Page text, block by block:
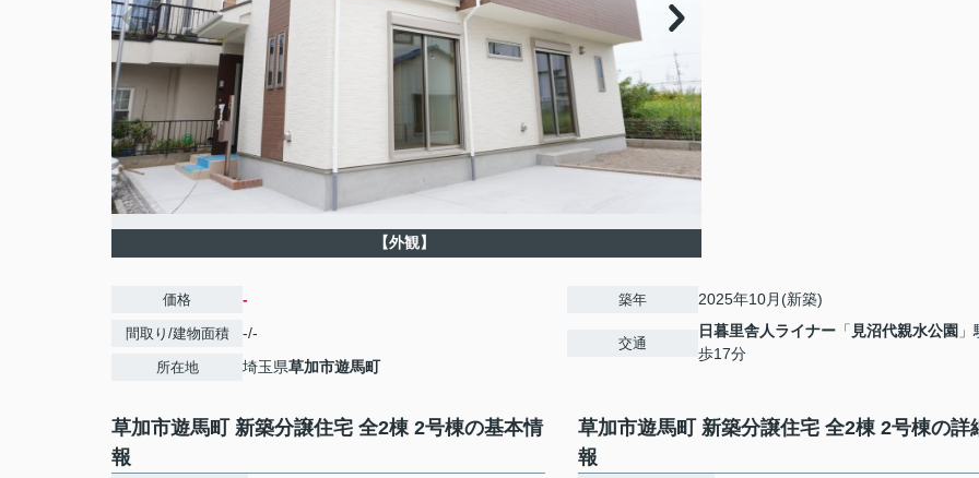
【外観】
価格 -
間取り/建物面積 -/-
所在地 埼玉県草加市遊馬町
築年 2025年10月(新築)
交通
日暮里舎人ライナー 「 見沼代親水公園
歩17分
草加市遊馬町 新築分譲住宅 全2棟 2号棟の基本情
報
草加市遊馬町 新築分譲住宅 全2棟 2号棟の詳
報